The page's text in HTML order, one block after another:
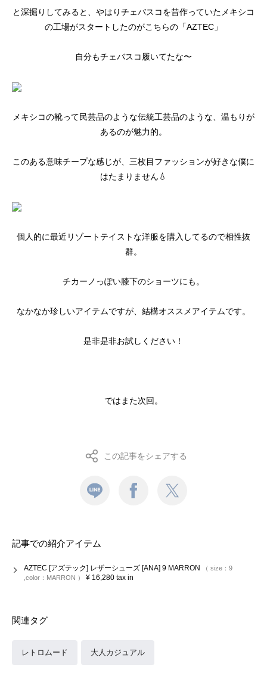
と深掘りしてみると、やはりチェバスコを昔作っていたメキシコ
の工場がスタートしたのがこちらの「AZTEC」
自分もチェバスコ履いてたな〜
メキシコの靴って民芸品のような伝統工芸品のような、温もりが
あるのが魅力的。
このある意味チープな感じが、三枚目ファッションが好きな僕に
はたまりません💧
個人的に最近リゾートテイストな洋服を購入してるので相性抜
群。
チカーノっぽい膝下のショーツにも。
なかなか珍しいアイテムですが、結構オススメアイテムです。
是非是非お試しください！
ではまた次回。
この記事をシェアする
記事での紹介アイテム
AZTEC [アズテック] レザーシューズ [ANA] 9 MARRON size： 9
color： MARRON ¥ 16,280 tax in
関連タグ
レトロムード 大人カジュアル